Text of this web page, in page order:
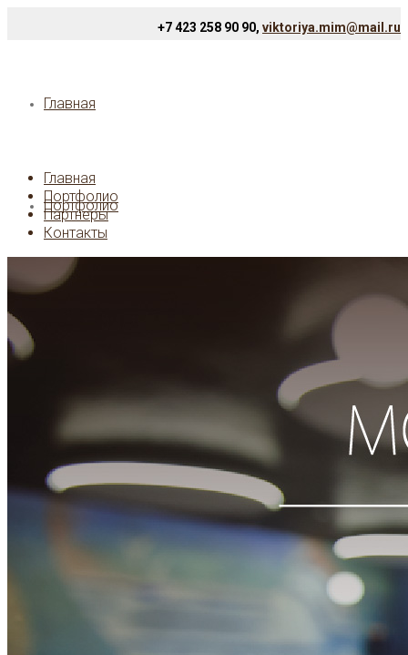
+7 423 258 90 90, viktoriya.mim@mail.ru
Главная
Портфолио
Партнеры
Главная
Портфолио
Партнеры
Контакты